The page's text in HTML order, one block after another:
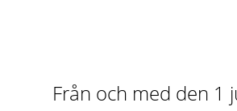
Från och med den 1